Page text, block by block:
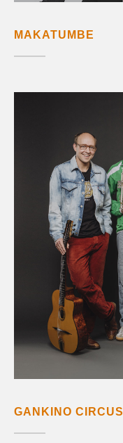
MAKATUMBE
GANKINO CIRCUS